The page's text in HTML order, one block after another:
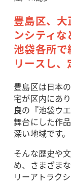
豊島区、
ンシティな
池袋各所
リースし、
豊島区は日本
宅が区内にあり
良の『池袋ウ
舞台にした作
深い地域です。
そんな歴史や
め、さまざま
リーアトラク